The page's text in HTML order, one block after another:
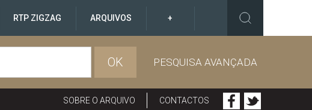
RTP ZIGZAG ARQUIVOS +
OK PESQUISA AVANÇADA
SOBRE O ARQUIVO CONTACTOS